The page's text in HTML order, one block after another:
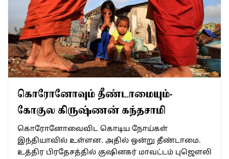
கொரோனோவும் தீண்டாமையும்-
கோகுல கிருஷ்ணன் கந்தசாமி
கொரோனோவைவிட கொடிய நோய்கள்
இந்தியாவில் உள்ளன. அதில் ஒன்று தீண்டாமை.
உத்திர பிரதேசத்தில் குஷினகர் மாவட்டம் புஜௌலி